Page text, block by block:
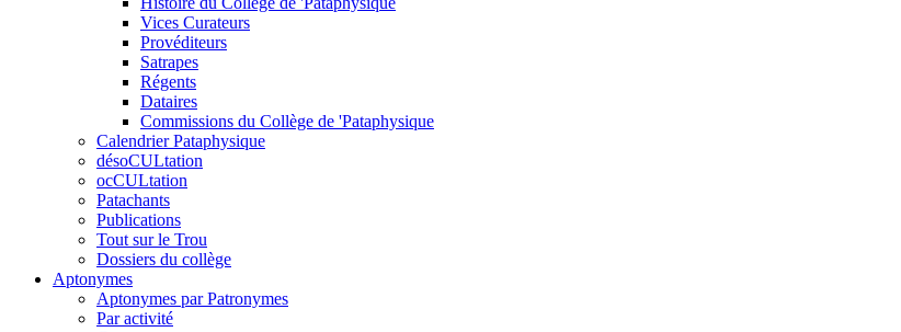
Vices Curateurs
Provéditeurs
Satrapes
Régents
Dataires
Commissions du Collège de 'Pataphysique
Calendrier Pataphysique
désoCULtation
ocCULtation
Patachants
Publications
Tout sur le Trou
Dossiers du collège
Aptonymes
Aptonymes par Patronymes
Par activité